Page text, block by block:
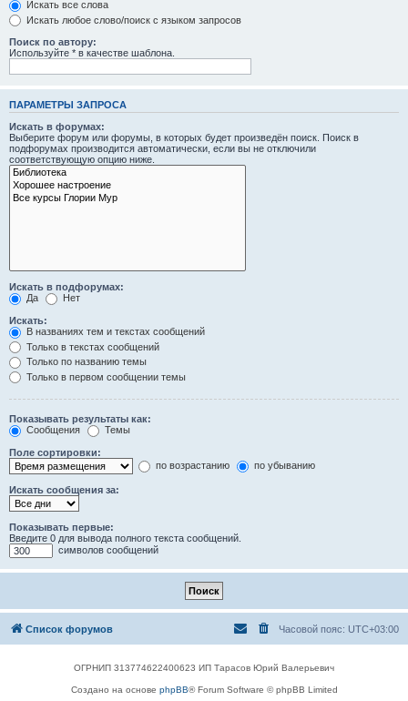
Искать все слова
Искать любое слово/поиск с языком запросов
Поиск по автору:
Используйте * в качестве шаблона.
ПАРАМЕТРЫ ЗАПРОСА
Искать в форумах:
Выберите форум или форумы, в которых будет произведён поиск. Поиск в
подфорумах производится автоматически, если вы не отключили
соответствующую опцию ниже.
Искать в подфорумах:
Да
Нет
Искать:
В названиях тем и текстах сообщений
Только в текстах сообщений
Только по названию темы
Только в первом сообщении темы
Показывать результаты как:
Сообщения
Темы
Поле сортировки:
по возрастанию
по убыванию
Искать сообщения за:
Показывать первые:
Введите 0 для вывода полного текста сообщений.
символов сообщений
Список форумов Часовой пояс: UTC+03:00
ОГРНИП 313774622400623 ИП Тарасов Юрий Валерьевич
Создано на основе phpBB® Forum Software © phpBB Limited